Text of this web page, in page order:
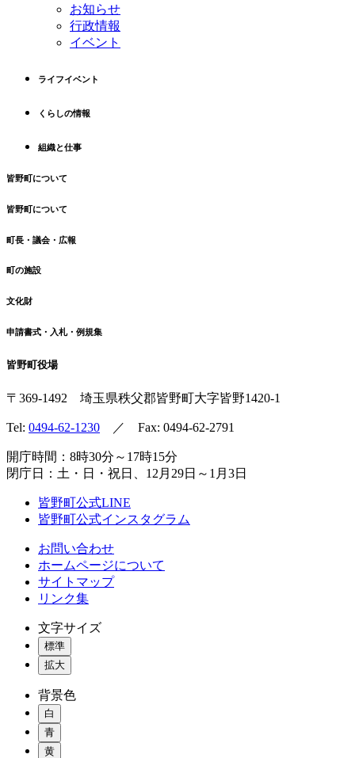
お知らせ
行政情報
イベント
ライフイベント
くらしの情報
組織と仕事
皆野町について
皆野町について
町長・議会・広報
町の施設
文化財
申請書式・入札・例規集
皆野町役場
〒369-1492 埼玉県秩父郡皆野町大字皆野1420-1
Tel: 0494-62-1230 ／ Fax: 0494-62-2791
開庁時間：8時30分～17時15分
閉庁日：土・日・祝日、12月29日～1月3日
皆野町公式LINE
皆野町公式インスタグラム
お問い合わせ
ホームページについて
サイトマップ
リンク集
文字サイズ
標準
拡大
背景色
白
青
黄